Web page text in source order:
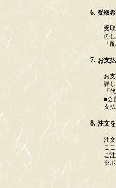
受取
受
の
「
お支
お
詳
「
■会
支
注文
注
こ
ご
※ポ